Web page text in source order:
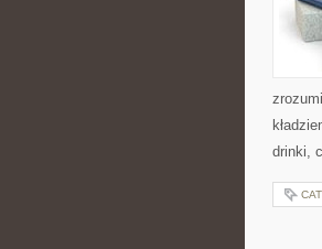
drinki,